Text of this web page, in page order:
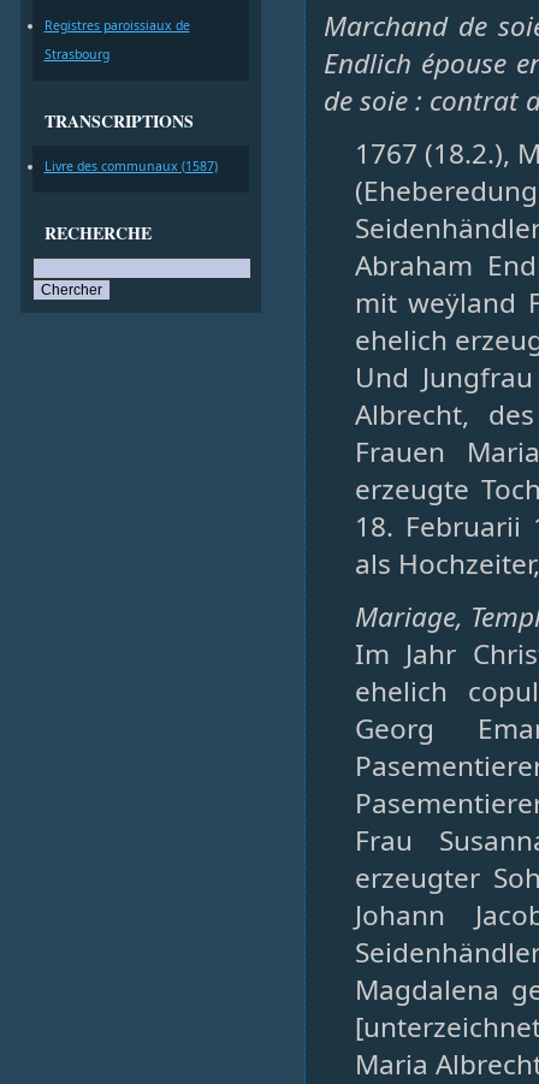
Registres paroissiaux de
Strasbourg
TRANSCRIPTIONS
Livre des communaux (1587)
RECHERCHE
Marchand de
Endlich épouse
de soie : contrat
1767 (18.2.),
Abraham
mit weÿland
ehelich
Und
Albrecht,
Frauen
erzeugte
18. Februarii
als
Mariage,
Im Jahr
ehelich
Georg
Frau
erzeugter
Johann
Magdalena
Maria